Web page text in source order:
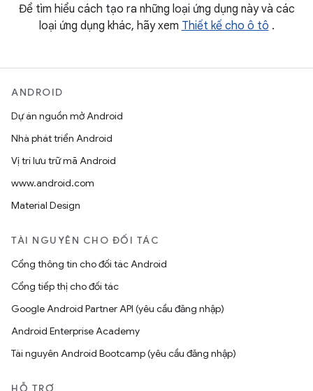
Để tìm hiểu cách tạo ra những loại ứng dụng này và các
loại ứng dụng khác, hãy xem Thiết kế cho ô tô .
ANDROID
Dự án nguồn mở Android
Nhà phát triển Android
Vị trí lưu trữ mã Android
www.android.com
Material Design
TÀI NGUYÊN CHO ĐỐI TÁC
Cổng thông tin cho đối tác Android
Cổng tiếp thị cho đối tác
Google Android Partner API (yêu cầu đăng nhập)
Android Enterprise Academy
Tài nguyên Android Bootcamp (yêu cầu đăng nhập)
HỖ TRỢ